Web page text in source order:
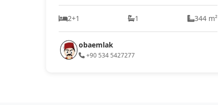
2+1 1 344 m²
obaemlak
+90 534 5427277